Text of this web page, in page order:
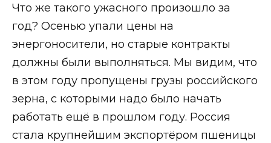
Что же такого ужасного произошло за
год? Осенью упали цены на
энергоносители, но старые контракты
должны были выполняться. Мы видим, что
в этом году пропущены грузы российского
зерна, с которыми надо было начать
работать ещё в прошлом году. Россия
стала крупнейшим экспортёром пшеницы